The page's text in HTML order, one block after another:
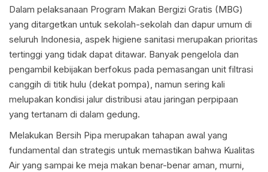
Dalam pelaksanaan Program Makan Bergizi Gratis (MBG)
yang ditargetkan untuk sekolah-sekolah dan dapur umum di
seluruh Indonesia, aspek higiene sanitasi merupakan prioritas
tertinggi yang tidak dapat ditawar. Banyak pengelola dan
pengambil kebijakan berfokus pada pemasangan unit filtrasi
canggih di titik hulu (dekat pompa), namun sering kali
melupakan kondisi jalur distribusi atau jaringan perpipaan
yang tertanam di dalam gedung.
Melakukan Bersih Pipa merupakan tahapan awal yang
fundamental dan strategis untuk memastikan bahwa Kualitas
Air yang sampai ke meja makan benar-benar aman, murni,